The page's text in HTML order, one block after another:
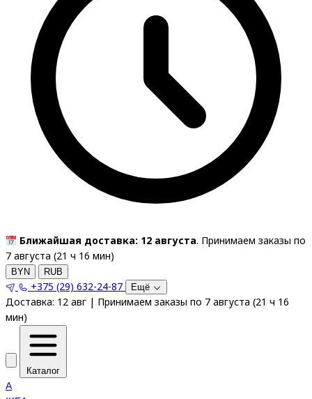
Ближайшая доставка: 12 августа. Принимаем заказы по
7 августа (21 ч 16 мин)
BYN RUB
+375 (29) 632-24-87 Ещё
Доставка: 12 авг | Принимаем заказы по 7 августа (21 ч 16
мин)
Каталог
A